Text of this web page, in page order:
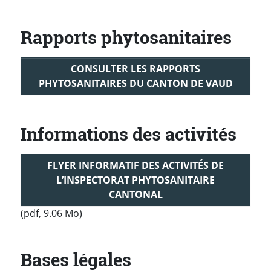
Rapports phytosanitaires
CONSULTER LES RAPPORTS
PHYTOSANITAIRES DU CANTON DE VAUD
Informations des activités
FLYER INFORMATIF DES ACTIVITÉS DE
L’INSPECTORAT PHYTOSANITAIRE
CANTONAL
(pdf, 9.06 Mo)
Bases légales